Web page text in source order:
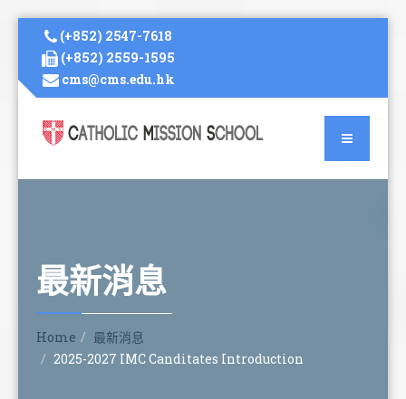
(+852) 2547-7618
(+852) 2559-1595
cms@cms.edu.hk
最新消息
Home
最新消息
2025-2027 IMC Canditates Introduction